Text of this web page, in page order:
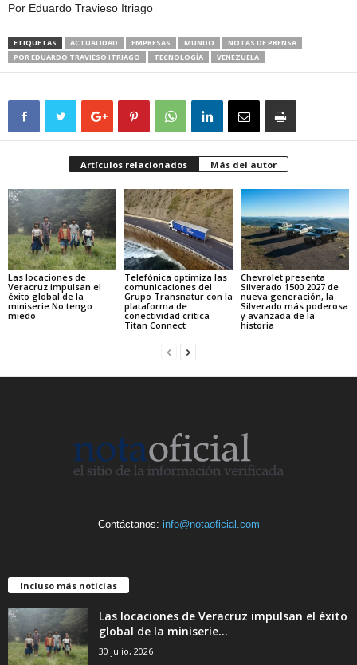
Por Eduardo Travieso Itriago
ETIQUETAS ACTUALIDAD EMPRESAS MUNDO
NOTAS DE PRENSA
POR EDUARDO TRAVIESO ITRIAGO
TECNOLOGÍA VENEZUELA
Artículos relacionados Más del autor
Las locaciones de
Veracruz impulsan el
éxito global de la
miniserie No tengo
miedo
Telefónica optimiza las
comunicaciones del
Grupo Transnatur con la
plataforma de
conectividad crítica
Titan Connect
Chevrolet presenta
Silverado 1500 2027 de
nueva generación, la
Silverado más poderosa
y avanzada de la
historia
Contáctanos: info@notaoficial.com
Incluso más noticias
Las locaciones de Veracruz impulsan el éxito
global de la miniserie...
30 julio, 2026